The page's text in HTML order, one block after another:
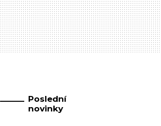
Poslední
novinky